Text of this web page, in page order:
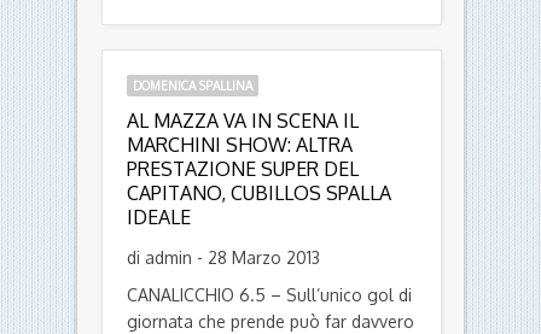
DOMENICA SPALLINA
AL MAZZA VA IN SCENA IL
MARCHINI SHOW: ALTRA
PRESTAZIONE SUPER DEL
CAPITANO, CUBILLOS SPALLA
IDEALE
di admin - 28 Marzo 2013
CANALICCHIO 6.5 – Sull’unico gol di
giornata che prende può far davvero